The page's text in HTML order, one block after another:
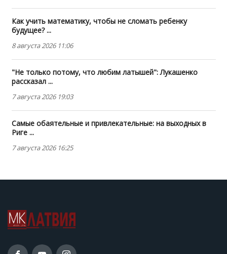
Как учить математику, чтобы не сломать ребенку
будущее? ...
8 августа 2026 11:06
"Не только потому, что любим латышей": Лукашенко
рассказал ...
7 августа 2026 19:03
Самые обаятельные и привлекательные: на выходных в
Риге ...
7 августа 2026 16:25